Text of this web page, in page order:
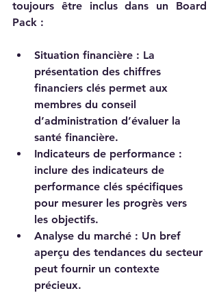
toujours être inclus dans un Board
Pack :
Situation financière : La
présentation des chiffres
financiers clés permet aux
membres du conseil
d’administration d’évaluer la
santé financière.
Indicateurs de performance :
inclure des indicateurs de
performance clés spécifiques
pour mesurer les progrès vers
les objectifs.
Analyse du marché : Un bref
aperçu des tendances du secteur
peut fournir un contexte
précieux.